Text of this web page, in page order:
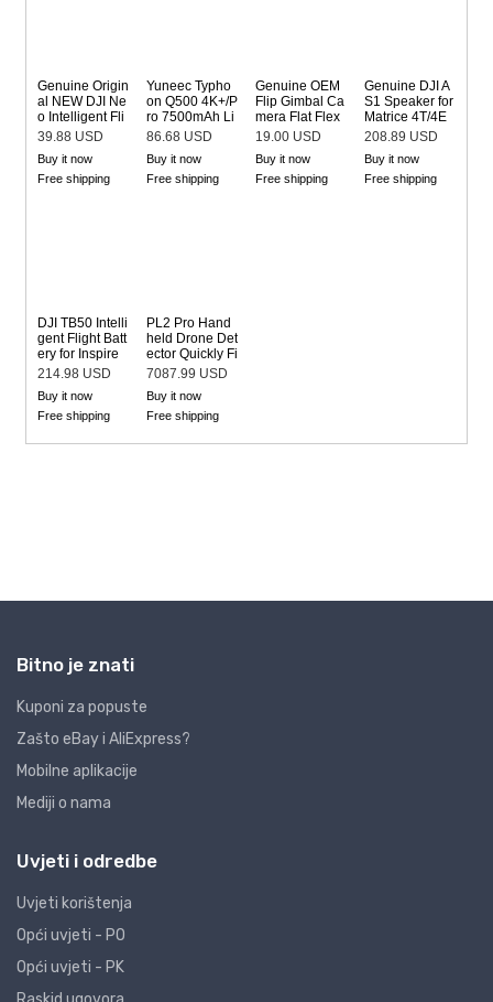
Bitno je znati
Kuponi za popuste
Zašto eBay i AliExpress?
Mobilne aplikacije
Mediji o nama
Uvjeti i odredbe
Uvjeti korištenja
Opći uvjeti - PO
Opći uvjeti - PK